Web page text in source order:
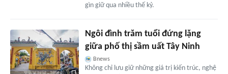
gìn giữ qua nhiều thế kỷ.
Ngôi đình trăm tuổi đứng lặng
giữa phố thị sầm uất Tây Ninh
Bnews
Không chỉ lưu giữ những giá trị kiến trúc, nghệ